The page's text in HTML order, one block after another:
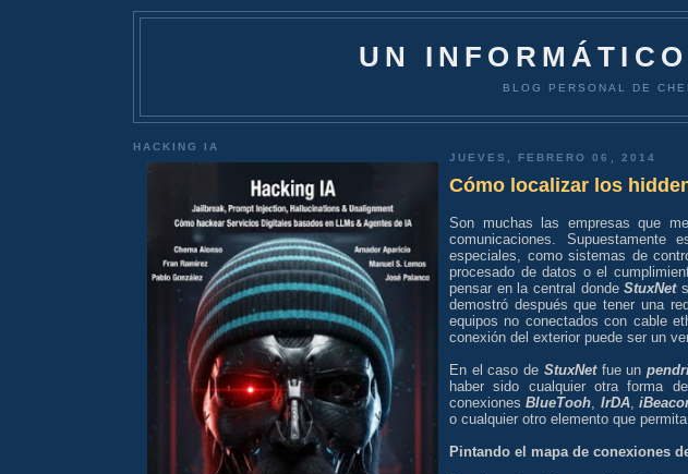
UN
BLOG PERSONAL DE
HACKING IA
JUEVES, FEBRERO 06, 2014
Cómo localizar los
Son muchas las empresas que
comunicaciones.
especiales, como sistemas de
procesado de datos o el
pensar en la central dondeStuxNet
demostró después que tener una
equipos no conectados con cable
conexión del exterior puede ser un
En el caso de StuxNetfue un
haber sido cualquier otra forma
conexionesBlueTooh IrDA,
o cualquier otro elemento que
Pintando el mapa de conexiones